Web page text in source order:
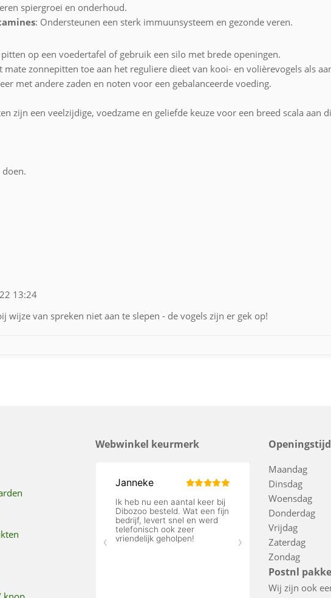
spiergroei en onderhoud.
: Ondersteunen een sterk immuunsysteem en gezonde veren.
op een voedertafel of gebruik een silo met brede openingen.
mate zonnepitten toe aan het reguliere dieet van kooi- en volièrevogels als
met andere zaden en noten voor een gebalanceerde voeding.
zijn een veelzijdige, voedzame en geliefde keuze voor een breed scala
13:24
wijze van spreken niet aan te slepen - de vogels zijn er gek op!
Webwinkel keurmerk
Maandag
Dinsdag
Woensdag
Donderdag
Vrijdag
Zaterdag
Zondag
Postnl
Wij zijn ook